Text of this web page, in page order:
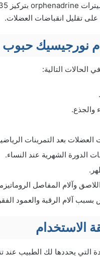
تقليل انقباضات العضلات.
نورجيسيك حبوب
والجذع.
بعد التمرينات
الدورة الشهرية عند النساء.
وآلام المفاصل
آلام الرقبة والعمود
الاستخدام
التي يحددها لك الطبيب عند